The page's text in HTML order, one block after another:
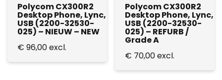
Polycom CX300R2
Desktop Phone, Lync,
USB (2200-32530-
025) – NIEUW – NEW
€ 96,00excl.
Polycom CX300R2
Desktop Phone, Lync,
USB (2200-32530-
025) – REFURB /
Grade A
€ 70,00excl.